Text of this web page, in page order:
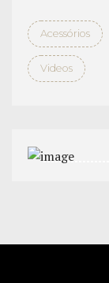
Acessórios
Videos